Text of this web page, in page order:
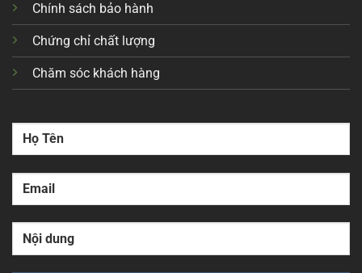
Chính sách bảo hành
Chứng chỉ chất lượng
Chăm sóc khách hàng